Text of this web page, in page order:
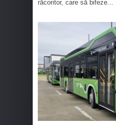
răcoritor, care să bifeze...